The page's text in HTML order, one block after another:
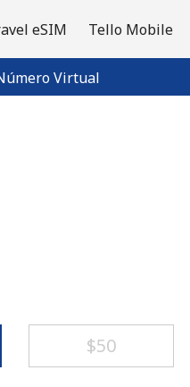
Virtual
eSIM Tello Mobile
⁦$50⁩